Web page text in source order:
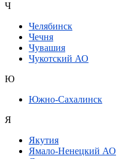
Ч
Челябинск
Чечня
Чувашия
Чукотский АО
Ю
Южно-Сахалинск
Я
Якутия
Ямало-Ненецкий АО